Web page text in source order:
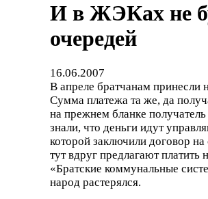
И в ЖЭКах не
очередей
16.06.2007
В апреле братчанам принесли
Сумма платежа та же, да
на прежнем бланке
знали, что деньги идут
которой заключили договор
тут вдруг предлагают
«Братские коммунальные
народ растерялся.